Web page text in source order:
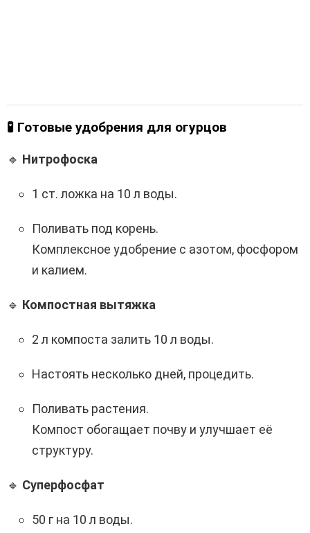
🧪 Готовые удобрения для огурцов
🔹 Нитрофоска
1 ст. ложка на 10 л воды.
Поливать под корень.
Комплексное удобрение с азотом, фосфором
и калием.
🔹 Компостная вытяжка
2 л компоста залить 10 л воды.
Настоять несколько дней, процедить.
Поливать растения.
Компост обогащает почву и улучшает её
структуру.
🔹 Суперфосфат
50 г на 10 л воды.